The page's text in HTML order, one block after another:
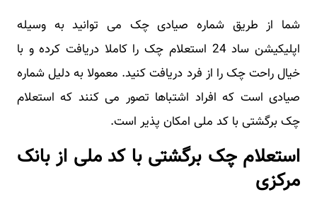
شما از طریق شماره صیادی چک می توانید به وسیله
اپلیکیشن ساد 24 استعلام چک را کاملا دریافت کرده و با
خیال راحت چک را از فرد دریافت کنید. معمولا به دلیل شماره
صیادی است که افراد اشتباها تصور می کنند که استعلام
چک برگشتی با کد ملی امکان پذیر است.
استعلام چک برگشتی با کد ملی از بانک
مرکزی